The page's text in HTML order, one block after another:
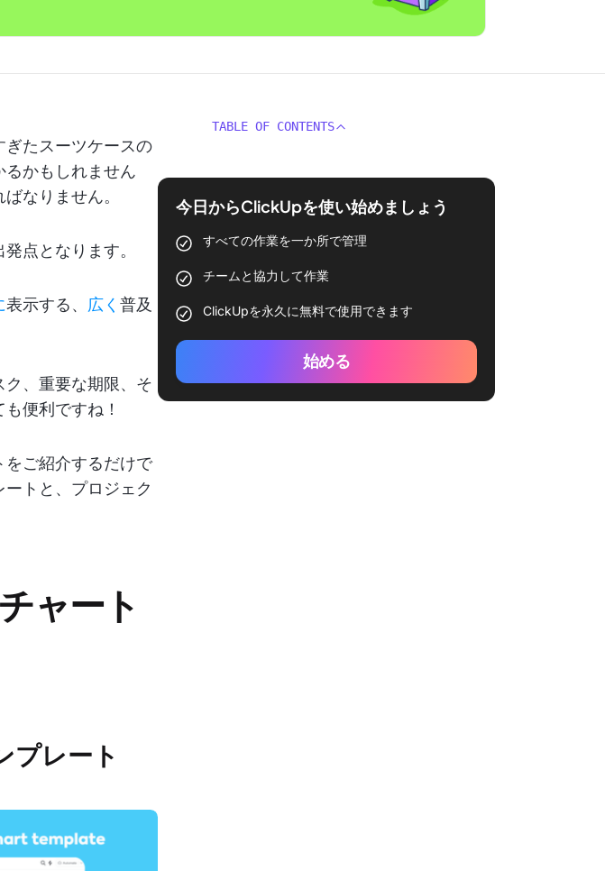
ぎたスーツケースの
かもしれません
なりません。
点となります。
表示する、 広く 普及
、重要な期限、そ
便利ですね！
ご紹介するだけで
トと、プロジェク
ャート
プレート
TABLE OF CONTENTS
今日からClickUpを使い始めましょう
すべての作業を一か所で管理
チームと協力して作業
ClickUpを永久に無料で使用できます
始める